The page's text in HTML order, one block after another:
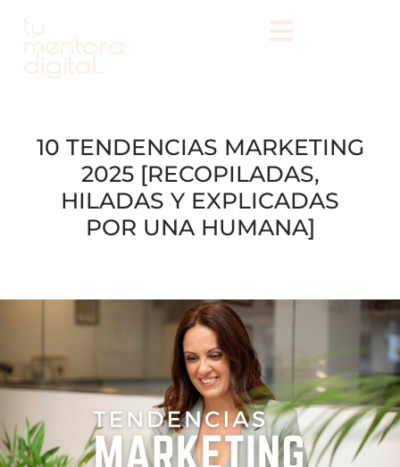
10 TENDENCIAS MARKETING
2025 [RECOPILADAS,
HILADAS Y EXPLICADAS
POR UNA HUMANA]